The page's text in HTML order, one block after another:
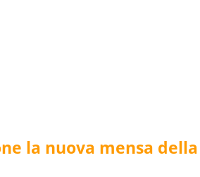
la nuova mensa